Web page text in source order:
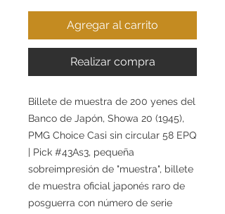
Agregar al carrito
Realizar compra
Billete de muestra de 200 yenes del
Banco de Japón, Showa 20 (1945),
PMG Choice Casi sin circular 58 EPQ
| Pick #43As3, pequeña
sobreimpresión de "muestra", billete
de muestra oficial japonés raro de
posguerra con número de serie